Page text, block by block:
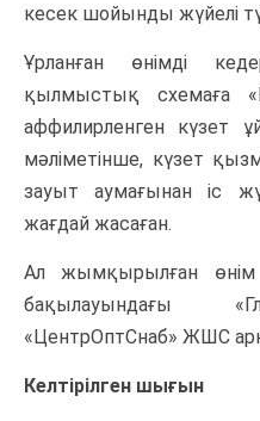
кесек шойынды жүйелі
Ұрланған өнімді
қылмыстық схемаға
аффилирленген күзет
мәліметінше, күзет
зауыт аумағынан іс
жағдай жасаған.
Ал жымқырылған өнім
бақылауындағы
«ЦентрОптСнаб» ЖШС
Келтірілген шығын